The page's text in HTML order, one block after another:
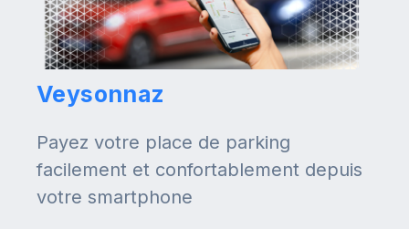
Veysonnaz
Payez votre place de parking
facilement et confortablement depuis
votre smartphone